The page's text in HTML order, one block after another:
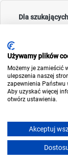
Dla szukających
© 2006-2026
Używamy plików
Możemy je zamieścić
ulepszenia naszej
zapewnienia Państwu
Aby uzyskać więcej
otwórz ustawienia.
Akceptuj